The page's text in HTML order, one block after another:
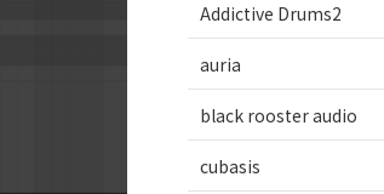
Addictive Drums2
auria
black rooster audio
cubasis